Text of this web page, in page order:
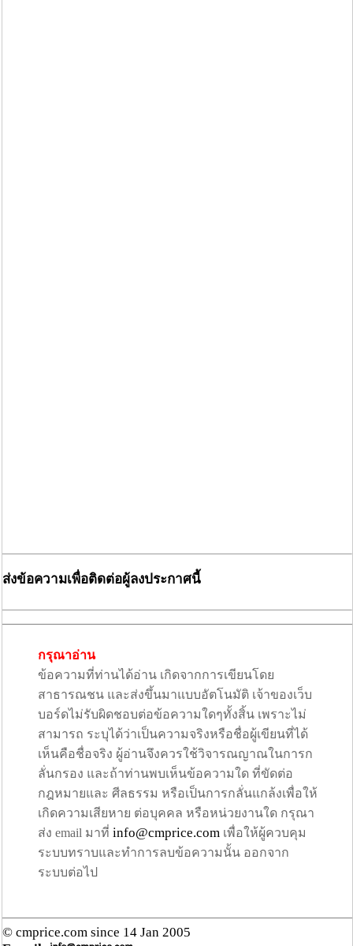
ส่งข้อความเพื่อติดต่อผู้ลงประกาศนี้
กรุณาอ่าน
ข้อความที่ท่านได้อ่าน เกิดจากการเขียนโดย
สาธารณชน และส่งขึ้นมาแบบอัตโนมัติ เจ้าของเว็บ
บอร์ดไม่รับผิดชอบต่อข้อความใดๆทั้งสิ้น เพราะไม่
สามารถ ระบุได้ว่าเป็นความจริงหรือชื่อผู้เขียนที่ได้
เห็นคือชื่อจริง ผู้อ่านจึงควรใช้วิจารณญาณในการก
ลั่นกรอง และถ้าท่านพบเห็นข้อความใด ที่ขัดต่อ
กฎหมายและ ศีลธรรม หรือเป็นการกลั่นแกล้งเพื่อให้
เกิดความเสียหาย ต่อบุคคล หรือหน่วยงานใด กรุณา
ส่ง email มาที่ info@cmprice.com เพื่อให้ผู้ควบคุม
ระบบทราบและทำการลบข้อความนั้น ออกจาก
ระบบต่อไป
© cmprice.com since 14 Jan 2005